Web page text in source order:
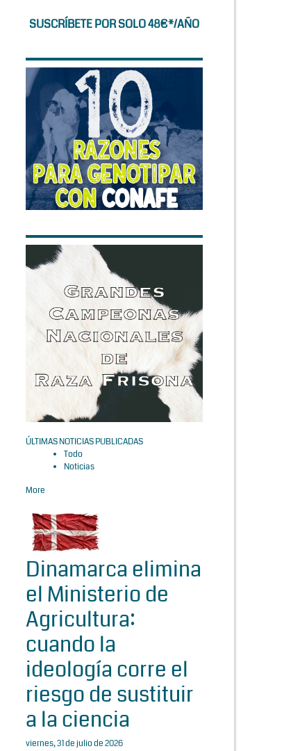
SUSCRÍBETE POR SOLO 48€*/AÑO
ÚLTIMAS NOTICIAS PUBLICADAS
Todo
Noticias
More
Dinamarca elimina
el Ministerio de
Agricultura:
cuando la
ideología corre el
riesgo de sustituir
a la ciencia
viernes, 31 de julio de 2026